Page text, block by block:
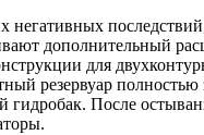
негативных
дополнительный
для
резервуар полностью
гидробак. После